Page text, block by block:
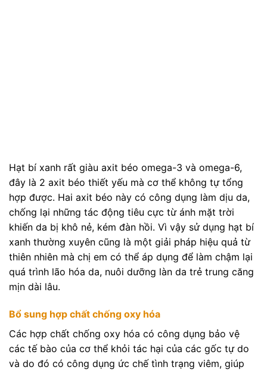
Hạt bí xanh rất giàu axit béo omega-3 và omega-6,
đây là 2 axit béo thiết yếu mà cơ thể không tự tổng
hợp được. Hai axit béo này có công dụng làm dịu da,
chống lại những tác động tiêu cực từ ánh mặt trời
khiến da bị khô nẻ, kém đàn hồi. Vì vậy sử dụng hạt bí
xanh thường xuyên cũng là một giải pháp hiệu quả từ
thiên nhiên mà chị em có thể áp dụng để làm chậm lại
quá trình lão hóa da, nuôi dưỡng làn da trẻ trung căng
mịn dài lâu.
Bổ sung hợp chất chống oxy hóa
Các hợp chất chống oxy hóa có công dụng bảo vệ
các tế bào của cơ thể khỏi tác hại của các gốc tự do
và do đó có công dụng ức chế tình trạng viêm, giúp